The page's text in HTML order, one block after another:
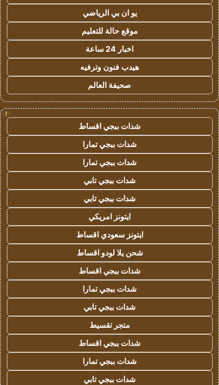
يو ان بي الرياضي
موقع حالة للتعليم
اخبار 24 ساعة
هيدب فنون وترفيه
صحيفة العالم
!
شدات ببجي اقساط
شدات ببجي تمارا
شدات ببجي تمارا
شدات ببجي تابي
شدات ببجي تابي
ايتونز امريكي
ايتونز سعودي اقساط
شحن يلا لودو اقساط
شدات ببجي اقساط
شدات ببجي تمارا
شدات ببجي تابي
متجر تقسيط
شدات ببجي اقساط
شدات ببجي تمارا
شدات ببجي تابي